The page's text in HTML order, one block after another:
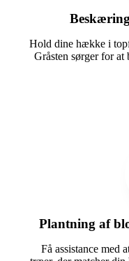
Hold dine hække i
Gråsten sørger for
Plantning af
Få assistance med